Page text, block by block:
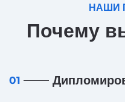
НАШИ
Почему
01